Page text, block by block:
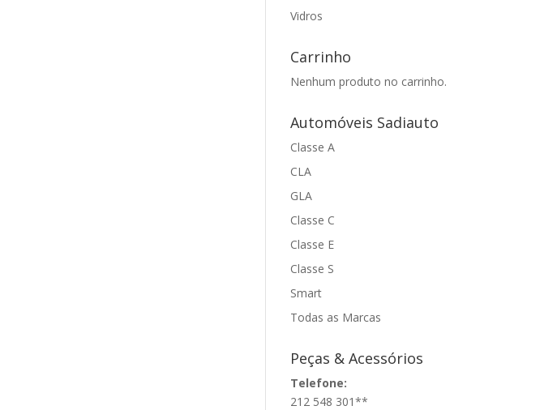
Vidros
Carrinho
Nenhum produto no carrinho.
Automóveis Sadiauto
Classe A
CLA
GLA
Classe C
Classe E
Classe S
Smart
Todas as Marcas
Peças & Acessórios
Telefone:
212 548 301**